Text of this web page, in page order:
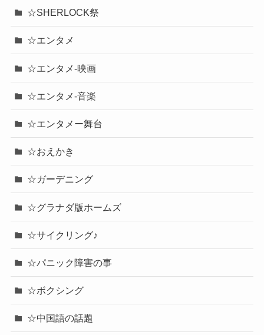
☆SHERLOCK祭
☆エンタメ
☆エンタメ-映画
☆エンタメ-音楽
☆エンタメー舞台
☆おえかき
☆ガーデニング
☆グラナダ版ホームズ
☆サイクリング♪
☆パニック障害の事
☆ボクシング
☆中国語の話題